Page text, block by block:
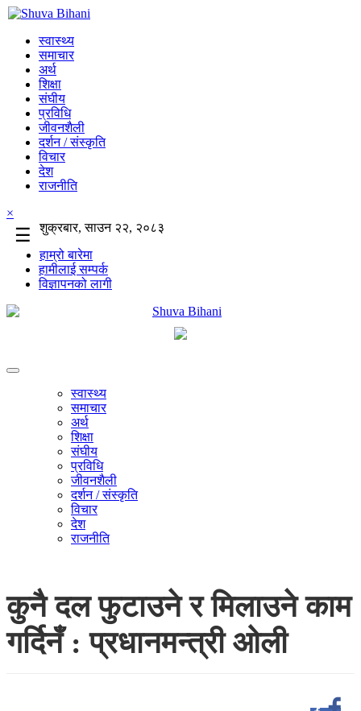
स्वास्थ्य
समाचार
अर्थ
शिक्षा
संघीय
प्रविधि
जीवनशैली
दर्शन / संस्कृति
विचार
देश
राजनीति
×
☰
शुक्रबार, साउन २२, २०८३
हाम्रो बारेमा
हामीलाई सम्पर्क
विज्ञापनको लागी
स्वास्थ्य
समाचार
अर्थ
शिक्षा
संघीय
प्रविधि
जीवनशैली
दर्शन / संस्कृति
विचार
देश
राजनीति
कुनै दल फुटाउने र मिलाउने काम
गर्दिनँ : प्रधानमन्त्री ओली